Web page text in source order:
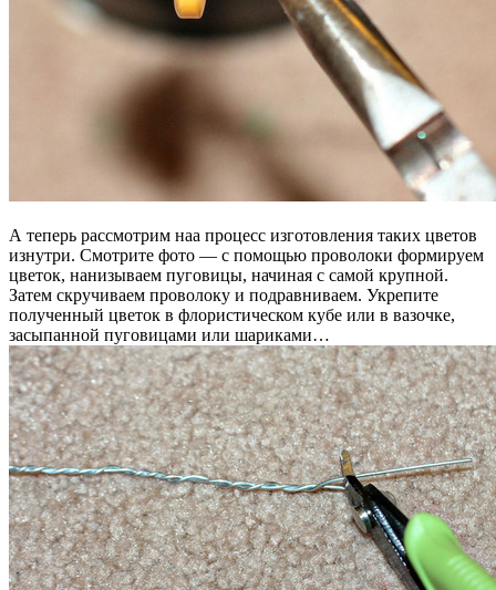
А теперь рассмотрим наа процесс изготовления таких цветов
изнутри. Смотрите фото — с помощью проволоки формируем
цветок, нанизываем пуговицы, начиная с самой крупной.
Затем скручиваем проволоку и подравниваем. Укрепите
полученный цветок в флористическом кубе или в вазочке,
засыпанной пуговицами или шариками…